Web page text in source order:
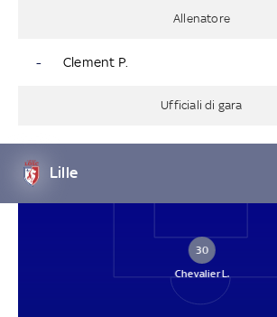
Allenatore
- Clement P.
Ufficiali di gara
Lille
30
Chevalier L.